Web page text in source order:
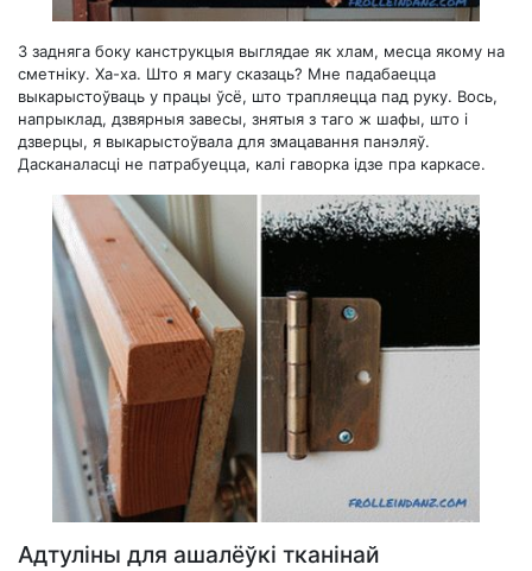
З задняга боку канструкцыя выглядае як хлам, месца якому на
сметніку. Ха-ха. Што я магу сказаць? Мне падабаецца
выкарыстоўваць у працы ўсё, што трапляецца пад руку. Вось,
напрыклад, дзвярныя завесы, знятыя з таго ж шафы, што і
дзверцы, я выкарыстоўвала для змацавання панэляў.
Дасканаласці не патрабуецца, калі гаворка ідзе пра каркасе.
Адтуліны для ашалёўкі тканінай